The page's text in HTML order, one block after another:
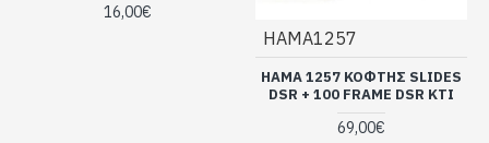
16,00€
HAMA1257
HAMA 1257 ΚΟΦΤΗΣ SLIDES
DSR + 100 FRAME DSR KTI
69,00€